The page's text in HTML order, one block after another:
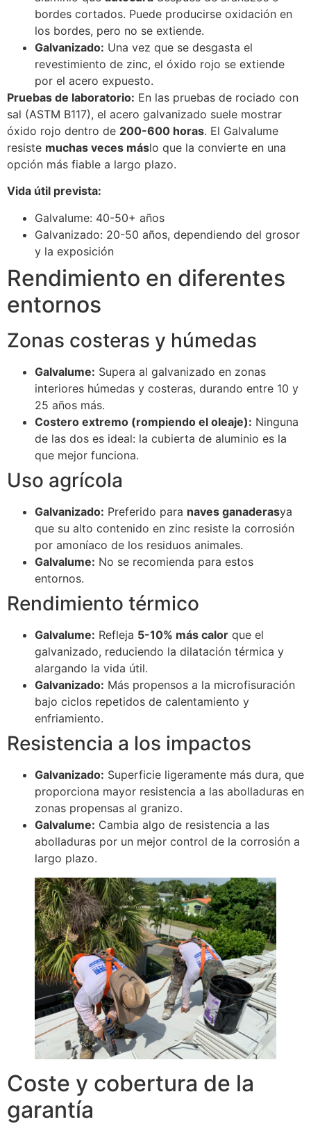
bordes cortados. Puede producirse oxidación en
los bordes, pero no se extiende.
Galvanizado: Una vez que se desgasta el
revestimiento de zinc, el óxido rojo se extiende
por el acero expuesto.
Pruebas de laboratorio: En las pruebas de rociado con
sal (ASTM B117), el acero galvanizado suele mostrar
óxido rojo dentro de 200-600 horas. El Galvalume
resiste muchas veces máslo que la convierte en una
opción más fiable a largo plazo.
Vida útil prevista:
Galvalume: 40-50+ años
Galvanizado: 20-50 años, dependiendo del grosor
y la exposición
Rendimiento en diferentes
entornos
Zonas costeras y húmedas
Galvalume: Supera al galvanizado en zonas
interiores húmedas y costeras, durando entre 10 y
25 años más.
Costero extremo (rompiendo el oleaje): Ninguna
de las dos es ideal: la cubierta de aluminio es la
que mejor funciona.
Uso agrícola
Galvanizado: Preferido para naves ganaderasya
que su alto contenido en zinc resiste la corrosión
por amoníaco de los residuos animales.
Galvalume: No se recomienda para estos
entornos.
Rendimiento térmico
Galvalume: Refleja 5-10% más calor que el
galvanizado, reduciendo la dilatación térmica y
alargando la vida útil.
Galvanizado: Más propensos a la microfisuración
bajo ciclos repetidos de calentamiento y
enfriamiento.
Resistencia a los impactos
Galvanizado: Superficie ligeramente más dura, que
proporciona mayor resistencia a las abolladuras en
zonas propensas al granizo.
Galvalume: Cambia algo de resistencia a las
abolladuras por un mejor control de la corrosión a
largo plazo.
Coste y cobertura de la
garantía